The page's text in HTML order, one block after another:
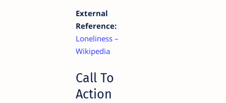
External
Reference:
Loneliness –
Wikipedia
Call To
Action